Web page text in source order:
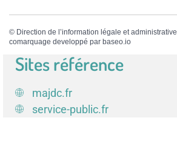
© Direction de l’information légale et administrative
comarquage developpé par baseo.io
Sites référence
majdc.fr
service-public.fr